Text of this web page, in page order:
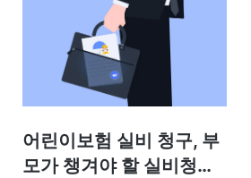
어린이보험 실비 청구, 부
모가 챙겨야 할 실비청구